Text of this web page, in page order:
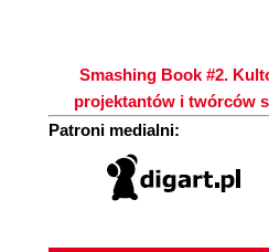
Smashing Book #2.
projektantów i twórców
Patroni medialni: